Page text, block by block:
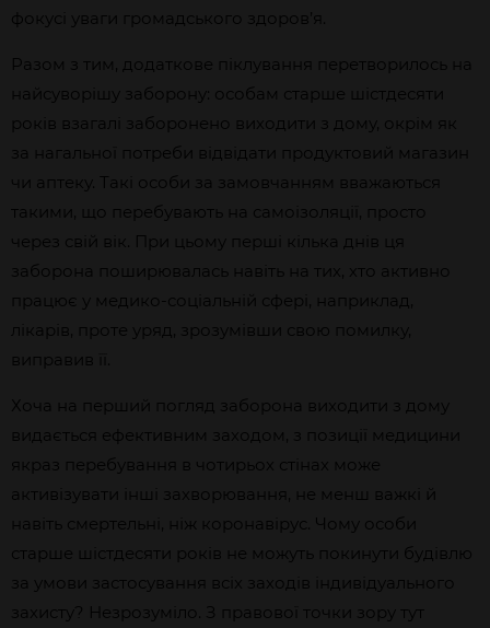
фокусі уваги громадського здоров’я.
Разом з тим, додаткове піклування перетворилось на
найсуворішу заборону: особам старше шістдесяти
років взагалі заборонено виходити з дому, окрім як
за нагальної потреби відвідати продуктовий магазин
чи аптеку. Такі особи за замовчанням вважаються
такими, що перебувають на самоізоляції, просто
через свій вік. При цьому перші кілька днів ця
заборона поширювалась навіть на тих, хто активно
працює у медико-соціальній сфері, наприклад,
лікарів, проте уряд, зрозумівши свою помилку,
виправив її.
Хоча на перший погляд заборона виходити з дому
видається ефективним заходом, з позиції медицини
якраз перебування в чотирьох стінах може
активізувати інші захворювання, не менш важкі й
навіть смертельні, ніж коронавірус. Чому особи
старше шістдесяти років не можуть покинути будівлю
за умови застосування всіх заходів індивідуального
захисту? Незрозуміло. З правової точки зору тут